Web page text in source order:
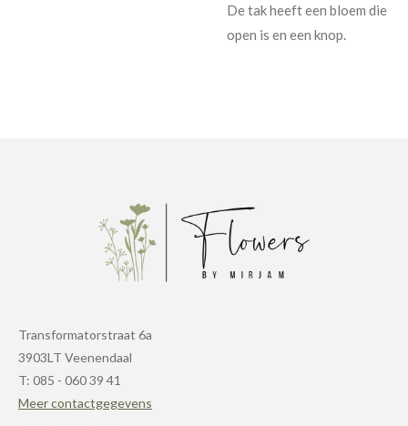
De tak heeft een bloem die
open is en een knop.
Transformatorstraat 6a
3903LT Veenendaal
T: 085 - 060 39 41
Meer contactgegevens